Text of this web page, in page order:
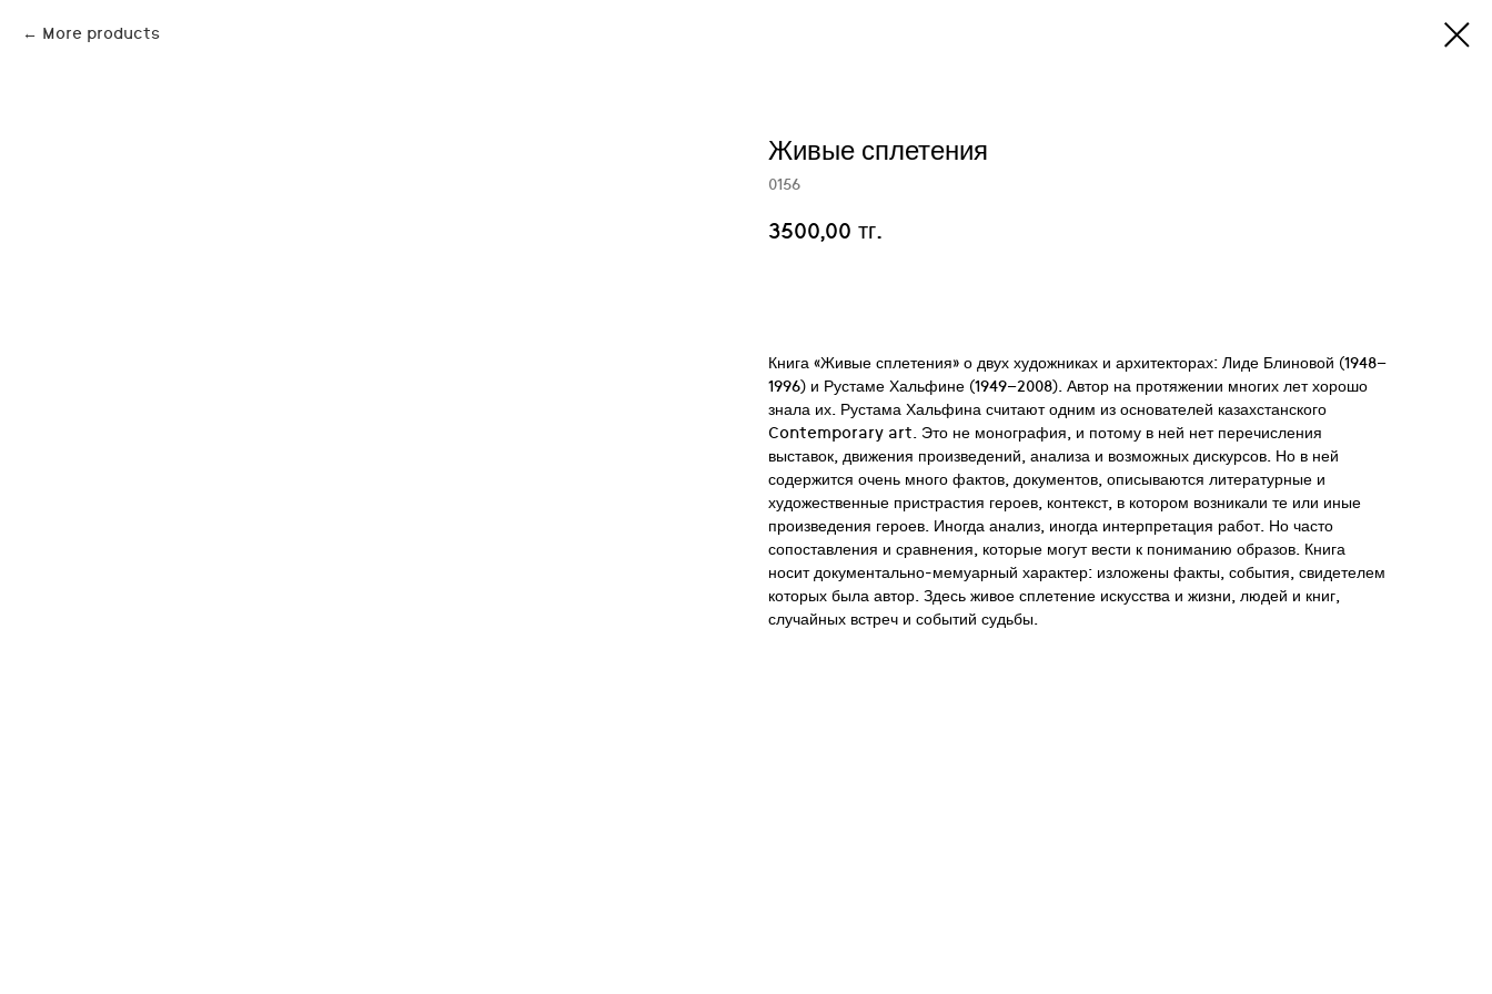
More products
Живые сплетения
0156
3500,00 тг.
Книга «Живые сплетения» о двух художниках и архитекторах: Лиде Блиновой (1948–
1996) и Рустаме Хальфине (1949–2008). Автор на протяжении многих лет хорошо
знала их. Рустама Хальфина считают одним из основателей казахстанского
Contemporary art. Это не монография, и потому в ней нет перечисления
выставок, движения произведений, анализа и возможных дискурсов. Но в ней
содержится очень много фактов, документов, описываются литературные и
художественные пристрастия героев, контекст, в котором возникали те или иные
произведения героев. Иногда анализ, иногда интерпретация работ. Но часто
сопоставления и сравнения, которые могут вести к пониманию образов. Книга
носит документально-мемуарный характер: изложены факты, события, свидетелем
которых была автор. Здесь живое сплетение искусства и жизни, людей и книг,
случайных встреч и событий судьбы.